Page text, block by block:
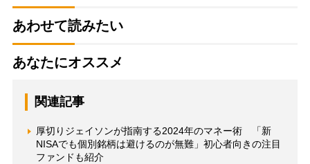
あわせて読みたい
あなたにオススメ
関連記事
厚切りジェイソンが指南する2024年のマネー術 「新
NISAでも個別銘柄は避けるのが無難」初心者向きの注目
ファンドも紹介